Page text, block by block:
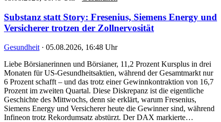
Substanz statt Story: Fresenius, Siemens Energy und
Versicherer trotzen der Zollnervosität
Gesundheit · 05.08.2026, 16:48 Uhr
Liebe Börsianerinnen und Börsianer, 11,2 Prozent Kursplus in drei
Monaten für US-Gesundheitsaktien, während der Gesamtmarkt nur
6 Prozent schafft – und das trotz einer Gewinnkontraktion von 16,7
Prozent im zweiten Quartal. Diese Diskrepanz ist die eigentliche
Geschichte des Mittwochs, denn sie erklärt, warum Fresenius,
Siemens Energy und Versicherer heute die Gewinner sind, während
Infineon trotz Rekordumsatz abstürzt. Der DAX markierte…